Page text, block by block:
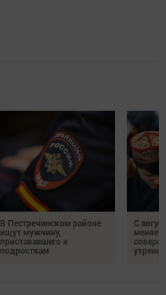
В Пестречинском районе
ищут мужчину,
пристававшего к
подросткам
С